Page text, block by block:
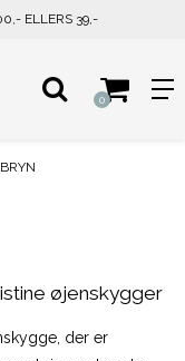
ELLERS 39,-
0
øjenskygger
der er